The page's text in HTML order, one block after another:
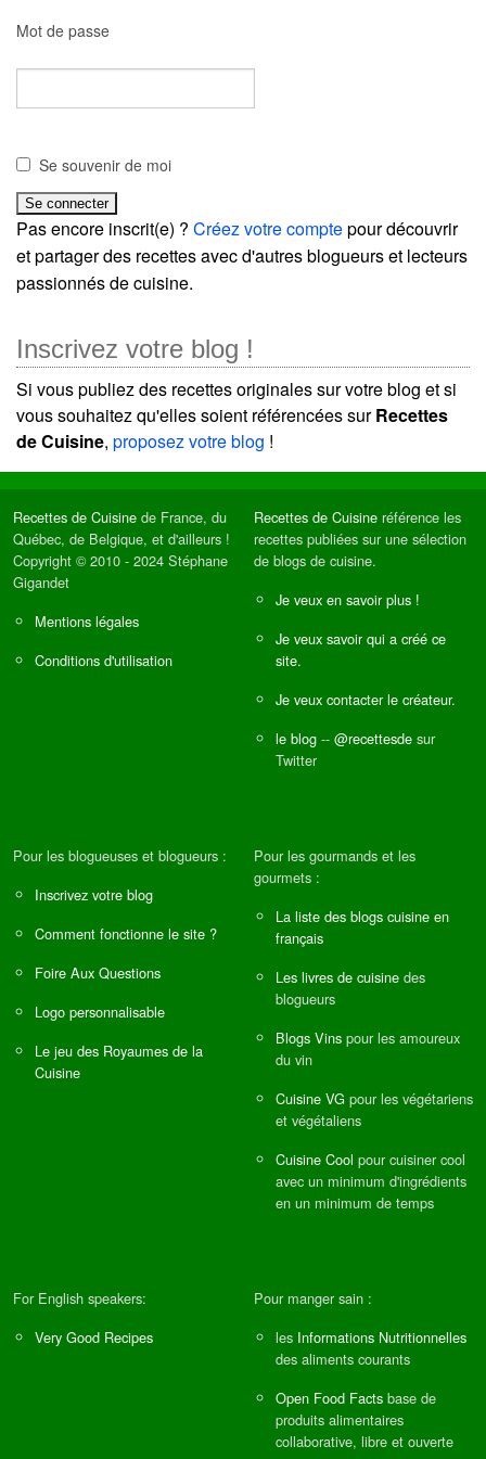
Mot de passe
Se souvenir de moi
Pas encore inscrit(e) ? Créez votre comptepour découvrir
et partager des recettes avec d'autres blogueurs et lecteurs
passionnés de cuisine.
Inscrivez votre blog !
Si vous publiez des recettes originales sur votre blog et si
vous souhaitez qu'elles soient référencées surRecettes
de Cuisine, proposez votre blog !
Recettes de Cuisine de France, du
Québec, de Belgique, et d'ailleurs !
Copyright © 2010 - 2024 Stéphane
Gigandet
Mentions légales
Conditions d'utilisation
Recettes de Cuisine référence les
recettes publiées sur une sélection
de blogs de cuisine.
Je veux en savoir plus !
Je veux savoir qui a créé ce
site.
Je veux contacter le créateur.
le blog -- @recettesde sur
Twitter
Pour les blogueuses et blogueurs :
Inscrivez votre blog
Comment fonctionne le site ?
Foire Aux Questions
Logo personnalisable
Le jeu des Royaumes de la
Cuisine
Pour les gourmands et les
gourmets :
La liste des blogs cuisine en
français
Les livres de cuisine des
blogueurs
Blogs Vins pour les amoureux
du vin
Cuisine VG pour les végétariens
et végétaliens
Cuisine Cool pour cuisiner cool
avec un minimum d'ingrédients
en un minimum de temps
For English speakers:
Very Good Recipes
Pour manger sain :
les Informations Nutritionnelles
des aliments courants
Open Food Facts base de
produits alimentaires
collaborative, libre et ouverte